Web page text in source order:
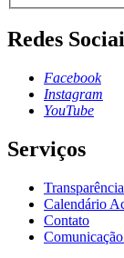
Redes
Facebook
Instagram
YouTube
Serviços
Transparência
Calendário
Contato